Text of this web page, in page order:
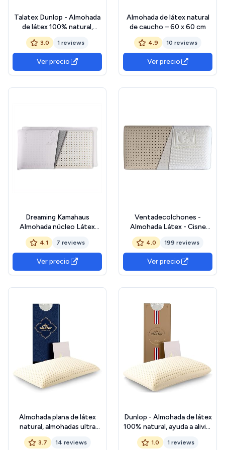
Talatex Dunlop - Almohada
de látex 100% natural,
almohada firme de látex de
fibra media baja que ayuda a
aliviar la presión, el dolor de
cuello y hombros (firmeza
media, tamaño estándar)
3.0 1 reviews
Ver precio
Almohada de látex natural
de caucho – 60 x 60 cm
4.9 10 reviews
Ver precio
Dreaming Kamahaus
Almohada núcleo Látex
80cm | Núcleo 100%
LÁTEX | Microperforado |
Descanso Natural | Funda
Stretch Aloe Vera | Gran
Confort |
4.1 7 reviews
Ver precio
Ventadecolchones -
Almohada Látex - Cisne
Acolchada - Firmeza
Baja/Blanda - 70 cm
4.0 199 reviews
Ver precio
Almohada plana de látex
natural, almohadas ultra
delgadas, almohadas planas
para dormir boca abajo,
3.7 14 reviews
Dunlop - Almohada de látex
100% natural, ayuda a aliviar
la presión, dolor de cuello y
hombros, espuma
1.0 1 reviews